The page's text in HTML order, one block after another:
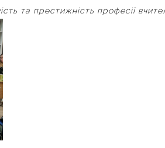
та престижність професії